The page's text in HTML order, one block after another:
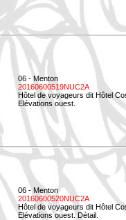
06 - Menton
20160600519NUC2A
Hôtel de voyageurs dit Hôtel
Elévations ouest.
06 - Menton
20160600520NUC2A
Hôtel de voyageurs dit Hôtel
Elévations ouest. Détail.